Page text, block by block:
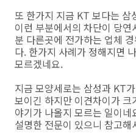
또 한가지 지금 KT 보다는 삼
이런 부분에서의 차단이 당
분 다른곳에 전가하는 업체
다. 한가지 사례가 정해지면
모르겠네요.
지금 모양세로는 삼성과 KT
보이긴 하지만 이견차이가
야기가 나올지 모르는 일이
설명한 전문이 있으니 참고